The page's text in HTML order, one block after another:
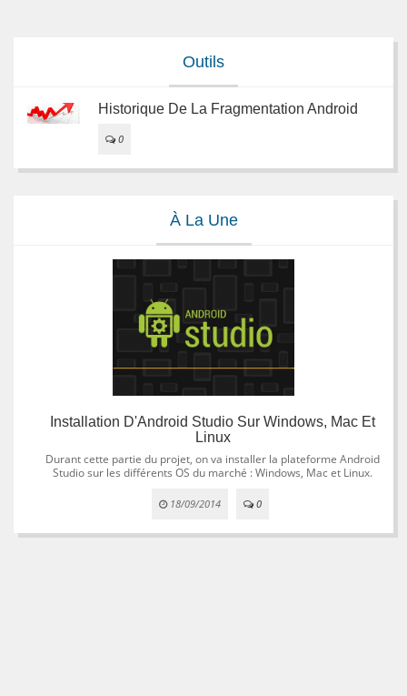
Outils
Historique De La Fragmentation Android
0
À La Une
Installation D'Android Studio Sur Windows, Mac Et
Linux
Durant cette partie du projet, on va installer la plateforme Android
Studio sur les différents OS du marché : Windows, Mac et Linux.
18/09/2014 0